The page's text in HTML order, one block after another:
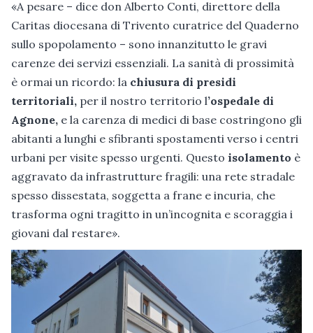
«A pesare – dice don Alberto Conti, direttore della
Caritas diocesana di Trivento curatrice del Quaderno
sullo spopolamento – sono innanzitutto le gravi
carenze dei servizi essenziali. La sanità di prossimità
è ormai un ricordo: la chiusura di presidi
territoriali, per il nostro territorio l’ospedale di
Agnone, e la carenza di medici di base costringono gli
abitanti a lunghi e sfibranti spostamenti verso i centri
urbani per visite spesso urgenti. Questo isolamento è
aggravato da infrastrutture fragili: una rete stradale
spesso dissestata, soggetta a frane e incuria, che
trasforma ogni tragitto in un’incognita e scoraggia i
giovani dal restare».